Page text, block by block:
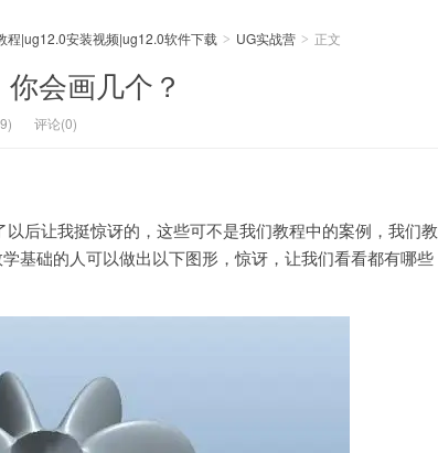
|ug12.0安装视频|ug12.0软件下载 > UG实战营 > 正文
会画几个？
评论(0)
后让我挺惊讶的，这些可不是我们教程中的案例，我们教
基础的人可以做出以下图形，惊讶，让我们看看都有哪些